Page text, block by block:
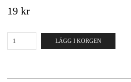
19 kr
LÄGG I KORGEN